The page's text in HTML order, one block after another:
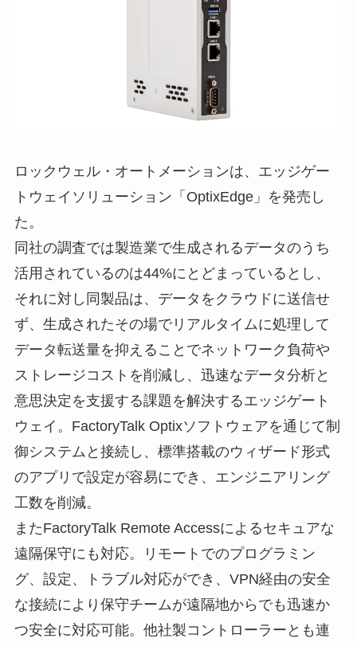
ロックウェル・オートメーションは、エッジゲー
トウェイソリューション「OptixEdge」を発売し
た。
同社の調査では製造業で生成されるデータのうち
活用されているのは44%にとどまっているとし、
それに対し同製品は、データをクラウドに送信せ
ず、生成されたその場でリアルタイムに処理して
データ転送量を抑えることでネットワーク負荷や
ストレージコストを削減し、迅速なデータ分析と
意思決定を支援する課題を解決するエッジゲート
ウェイ。FactoryTalk Optixソフトウェアを通じて制
御システムと接続し、標準搭載のウィザード形式
のアプリで設定が容易にでき、エンジニアリング
工数を削減。
またFactoryTalk Remote Accessによるセキュアな
遠隔保守にも対応。リモートでのプログラミン
グ、設定、トラブル対応ができ、VPN経由の安全
な接続により保守チームが遠隔地からでも迅速か
つ安全に対応可能。他社製コントローラーとも連